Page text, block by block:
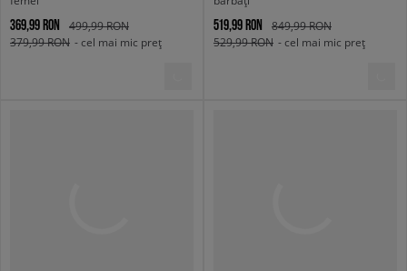
369,99 RON
499,99 RON
379,99 RON - cel mai mic preț
519,99 RON
849,99 RON
529,99 RON - cel mai mic preț